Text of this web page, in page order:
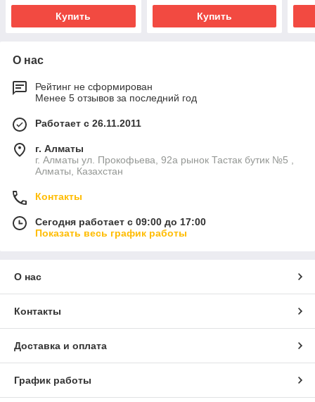
Купить Купить
О нас
Рейтинг не сформирован
Менее 5 отзывов за последний год
Работает с 26.11.2011
г. Алматы
г. Алматы ул. Прокофьева, 92а рынок Тастак бутик №5 ,
Алматы, Казахстан
Контакты
Сегодня работает с 09:00 до 17:00
Показать весь график работы
О нас
Контакты
Доставка и оплата
График работы